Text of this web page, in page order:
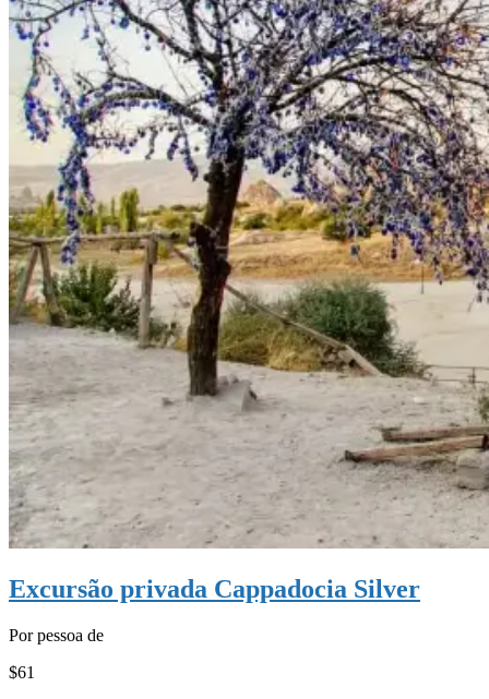
Excursão privada Cappadocia Silver
Por pessoa de
$61